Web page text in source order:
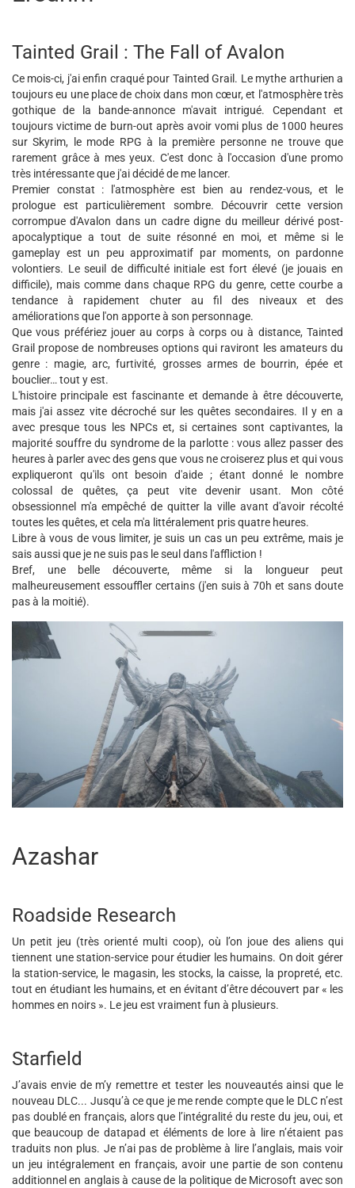
Tainted Grail : The Fall of Avalon
Ce mois-ci, j'ai enfin craqué pour Tainted Grail. Le mythe arthurien a
toujours eu une place de choix dans mon cœur, et l'atmosphère très
gothique de la bande-annonce m'avait intrigué. Cependant et
toujours victime de burn-out après avoir vomi plus de 1000 heures
sur Skyrim, le mode RPG à la première personne ne trouve que
rarement grâce à mes yeux. C'est donc à l'occasion d'une promo
très intéressante que j'ai décidé de me lancer.
Premier constat : l'atmosphère est bien au rendez-vous, et le
prologue est particulièrement sombre. Découvrir cette version
corrompue d'Avalon dans un cadre digne du meilleur dérivé post-
apocalyptique a tout de suite résonné en moi, et même si le
gameplay est un peu approximatif par moments, on pardonne
volontiers. Le seuil de difficulté initiale est fort élevé (je jouais en
difficile), mais comme dans chaque RPG du genre, cette courbe a
tendance à rapidement chuter au fil des niveaux et des
améliorations que l'on apporte à son personnage.
Que vous préfériez jouer au corps à corps ou à distance, Tainted
Grail propose de nombreuses options qui raviront les amateurs du
genre : magie, arc, furtivité, grosses armes de bourrin, épée et
bouclier… tout y est.
L'histoire principale est fascinante et demande à être découverte,
mais j'ai assez vite décroché sur les quêtes secondaires. Il y en a
avec presque tous les NPCs et, si certaines sont captivantes, la
majorité souffre du syndrome de la parlotte : vous allez passer des
heures à parler avec des gens que vous ne croiserez plus et qui vous
expliqueront qu'ils ont besoin d'aide ; étant donné le nombre
colossal de quêtes, ça peut vite devenir usant. Mon côté
obsessionnel m'a empêché de quitter la ville avant d'avoir récolté
toutes les quêtes, et cela m'a littéralement pris quatre heures.
Libre à vous de vous limiter, je suis un cas un peu extrême, mais je
sais aussi que je ne suis pas le seul dans l'affliction !
Bref, une belle découverte, même si la longueur peut
malheureusement essouffler certains (j'en suis à 70h et sans doute
pas à la moitié).
Azashar
Roadside Research
Un petit jeu (très orienté multi coop), où l’on joue des aliens qui
tiennent une station-service pour étudier les humains. On doit gérer
la station-service, le magasin, les stocks, la caisse, la propreté, etc.
tout en étudiant les humains, et en évitant d’être découvert par « les
hommes en noirs ». Le jeu est vraiment fun à plusieurs.
Starfield
J’avais envie de m’y remettre et tester les nouveautés ainsi que le
nouveau DLC... Jusqu’à ce que je me rende compte que le DLC n’est
pas doublé en français, alors que l’intégralité du reste du jeu, oui, et
que beaucoup de datapad et éléments de lore à lire n’étaient pas
traduits non plus. Je n’ai pas de problème à lire l’anglais, mais voir
un jeu intégralement en français, avoir une partie de son contenu
additionnel en anglais à cause de la politique de Microsoft avec son